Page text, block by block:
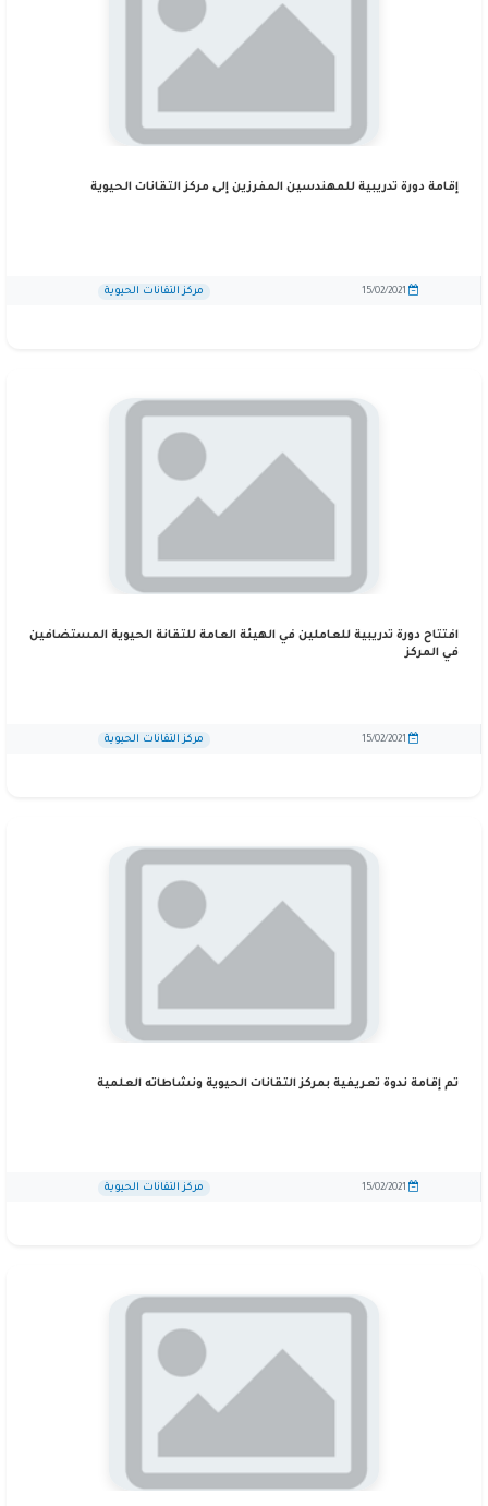
إقامة دورة تدريبية للمهندسين المفرزين إلى مركز التقانات الحيوية
مركز التقانات الحيوية
افتتاح دورة تدريبية للعاملين في الهيئة العامة للتقانة الحيوية المستضافين
في المركز
مركز التقانات الحيوية
تم إقامة ندوة تعريفية بمركز التقانات الحيوية ونشاطاته العلمية
مركز التقانات الحيوية